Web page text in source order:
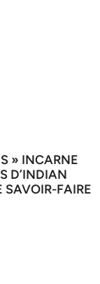
» INCARNE
D’INDIAN
SAVOIR-FAIRE